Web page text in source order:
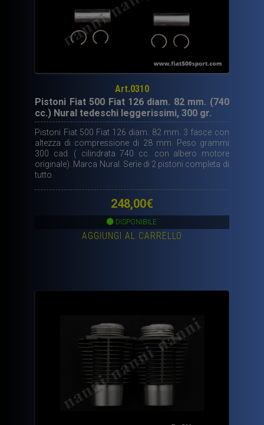
Art.0310
Pistoni Fiat 500 Fiat 126 diam. 82 mm. (740
cc.) Nural tedeschi leggerissimi, 300 gr.
Pistoni Fiat 500 Fiat 126 diam. 82 mm. 3 fasce con
altezza di compressione di 28 mm. Peso grammi
300 cad. ( cilindrata 740 cc. con albero motore
originale). Marca Nural. Serie di 2 pistoni completa di
tutto.
248,00€
DISPONIBILE
AGGIUNGI AL CARRELLO